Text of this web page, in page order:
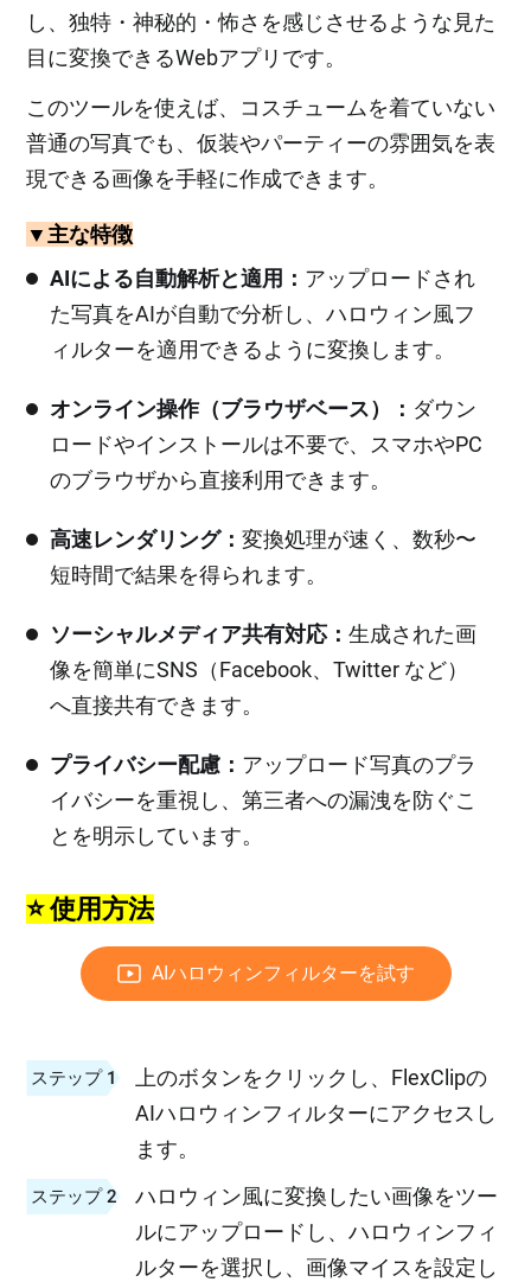
し、独特・神秘的・怖さを感じさせるような見た
目に変換できるWebアプリです。
このツールを使えば、コスチュームを着ていない
普通の写真でも、仮装やパーティーの雰囲気を表
現できる画像を手軽に作成できます。
▼主な特徴
AIによる自動解析と適用： アップロードされ
た写真をAIが自動で分析し、ハロウィン風フ
ィルターを適用できるように変換します。
オンライン操作（ブラウザベース）： ダウン
ロードやインストールは不要で、スマホやPC
のブラウザから直接利用できます。
高速レンダリング：変換処理が速く、数秒〜
短時間で結果を得られます。
ソーシャルメディア共有対応：生成された画
像を簡単にSNS（Facebook、Twitter など）
へ直接共有できます。
プライバシー配慮： アップロード写真のプラ
イバシーを重視し、第三者への漏洩を防ぐこ
とを明示しています。
⭐ 使用方法
AIハロウィンフィルターを試す
ステップ 1
上のボタンをクリックし、FlexClipの
AIハロウィンフィルターにアクセスし
ます。
ステップ 2
ハロウィン風に変換したい画像をツー
ルにアップロードし、ハロウィンフィ
ルターを選択し、画像マイスを設定し